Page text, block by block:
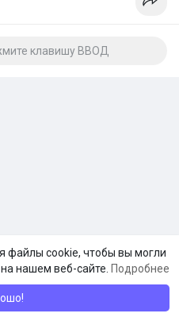
файлы cookie, чтобы вы могли
нашем веб-сайте. Подробнее